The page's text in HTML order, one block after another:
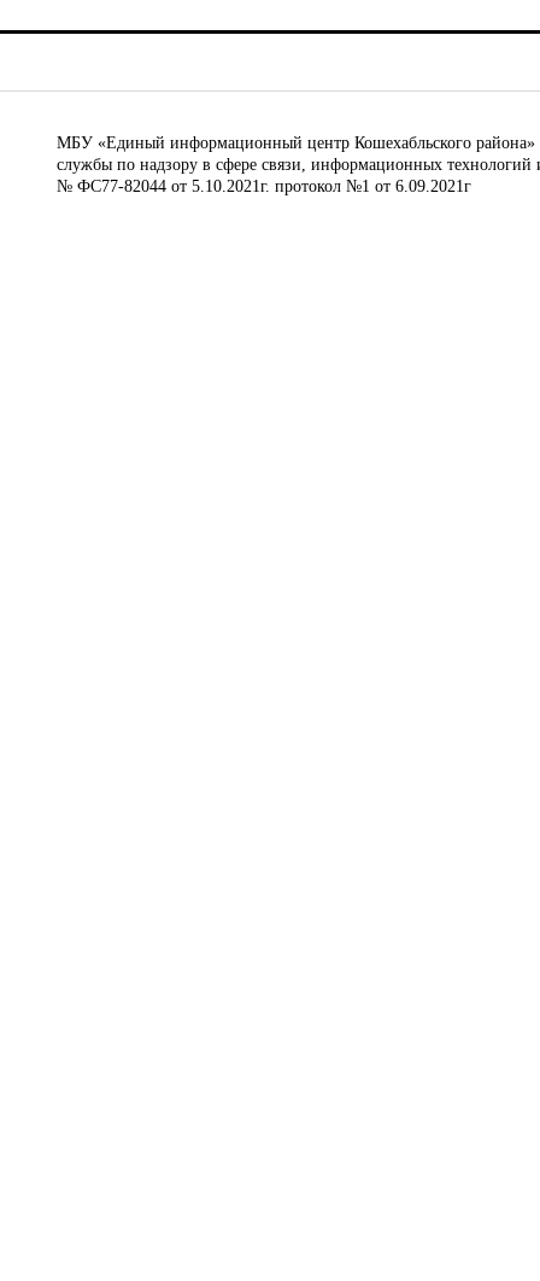
МБУ «Единый информационный центр Кошехабльского района»
службы по надзору в сфере связи, информационных
№ ФС77-82044 от 5.10.2021г. протокол №1 от 6.09.2021г